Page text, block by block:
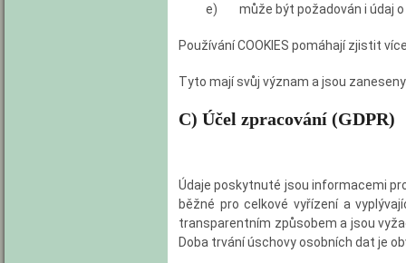
e) může být požadován i údaj o
PoužíváníCOOKIES pomáhají zjistit
Tyto mají svůj význam a jsou
C) Účel zpracování (GDPR)
Údaje poskytnuté jsou informacemi
běžné pro celkové vyřízení a
transparentním způsobem a jsou
Doba trvání úschovy osobních dat je